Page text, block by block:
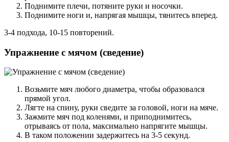
Поднимите плечи, потяните руки и носочки.
Поднимите ноги и, напрягая мышцы, тянитесь вперед.
3-4 подхода, 10-15 повторений.
Упражнение с мячом (сведение)
Возьмите мяч любого диаметра, чтобы образовался
прямой угол.
Лягте на спину, руки сведите за головой, ноги на мяче.
Зажмите мяч под коленями, и приподнимитесь,
отрываясь от пола, максимально напрягите мышцы.
В таком положении задержитесь на 3-5 секунд.